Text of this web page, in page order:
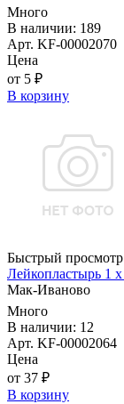
Много
В наличии: 189
Арт. KF-00002070
Цена
от 5 ₽
В корзину
Быстрый просмотр
Лейкопластырь 1
Мак-Иваново
Много
В наличии: 12
Арт. KF-00002064
Цена
от 37 ₽
В корзину